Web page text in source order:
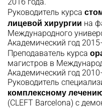
Руководитель курса
лицевой хирургии на
Международного
Академический год
Преподаватель курса
магистров в
Академический год
Руководитель
комплексному
(CLEFT Barcelona) с